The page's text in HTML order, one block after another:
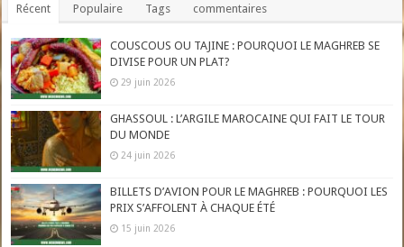
Récent Populaire Tags commentaires
COUSCOUS OU TAJINE : POURQUOI LE MAGHREB SE
DIVISE POUR UN PLAT?
29 juin 2026
GHASSOUL : L’ARGILE MAROCAINE QUI FAIT LE TOUR
DU MONDE
24 juin 2026
BILLETS D’AVION POUR LE MAGHREB : POURQUOI LES
PRIX S’AFFOLENT À CHAQUE ÉTÉ
15 juin 2026